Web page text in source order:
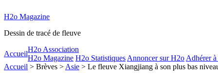
H2o Magazine
Dessin de tracé de fleuve
Accueil
H2o Association
H2o Magazine H2o Statistiques Annoncer sur H2o Adhérer
Accueil > Brèves > Asie > Le fleuve Xiangjiang à son plus bas